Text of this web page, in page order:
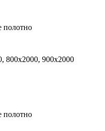
полотно
800x2000, 900x2000
полотно